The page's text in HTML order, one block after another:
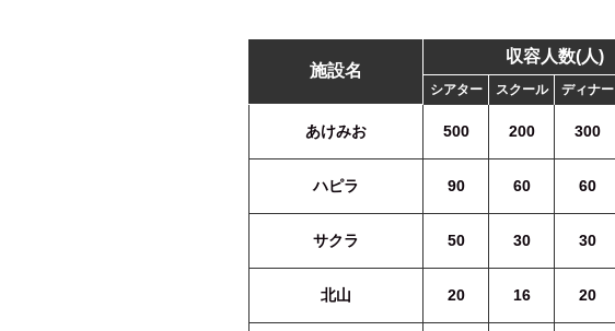
施設名
収容人数(人)
シアター スクール ディナー
あけみお 500 200 300
ハピラ 90 60 60
サクラ 50 30 30
北山 20 16 20